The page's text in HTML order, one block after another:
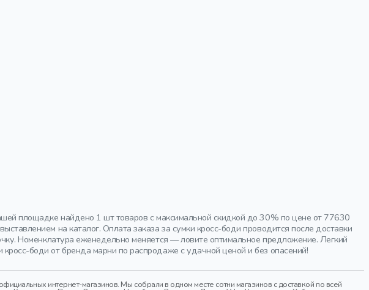
площадке найдено 1 шт товаров с максимальной скидкой до 30% по цене от 77630
на каталог. Оплата заказа за сумки кросс-боди проводится после доставки
Номенклатура еженедельно меняется — ловите оптимальное предложение. Легкий
боди от бренда марни по распродаже с удачной ценой и без опасений!
интернет-магазинов. Мы собрали в одном месте сотни магазинов с доставкой по всей